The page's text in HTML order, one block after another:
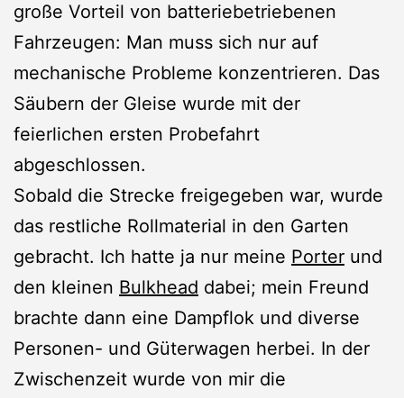
große Vorteil von batteriebetriebenen
Fahrzeugen: Man muss sich nur auf
mechanische Probleme konzentrieren. Das
Säubern der Gleise wurde mit der
feierlichen ersten Probefahrt
abgeschlossen.
Sobald die Strecke freigegeben war, wurde
das restliche Rollmaterial in den Garten
gebracht. Ich hatte ja nur meine Porter und
den kleinen Bulkhead dabei; mein Freund
brachte dann eine Dampflok und diverse
Personen- und Güterwagen herbei. In der
Zwischenzeit wurde von mir die